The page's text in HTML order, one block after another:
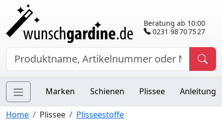
Beratung ab 10:00
0231 98 70 75 27
Marken Schienen Plissee Anleitung
Home Plissee
Plisseestoffe